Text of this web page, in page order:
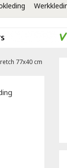
77x40 cm